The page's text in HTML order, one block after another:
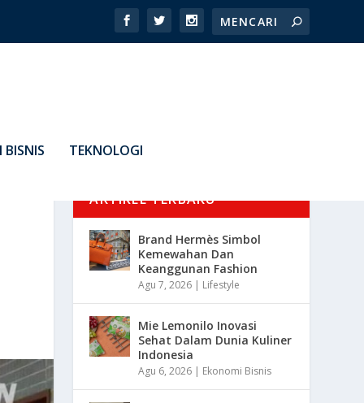
BISNIS TEKNOLOGI
ARTIKEL TERBARU
Brand Hermès Simbol
Kemewahan Dan
Keanggunan Fashion
Agu 7, 2026 | Lifestyle
Mie Lemonilo Inovasi
Sehat Dalam Dunia Kuliner
Indonesia
Agu 6, 2026 | Ekonomi Bisnis